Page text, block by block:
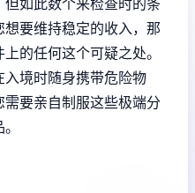
要维持稳定的收入，那
的任何这个可疑之处。
境时随身携带危险物
要亲自制服这些极端分